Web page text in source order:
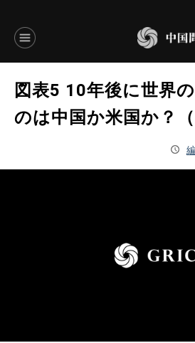
言語別アーカイブ
ENGLISH
図表5 10年後に世界
のは中国か米国か？